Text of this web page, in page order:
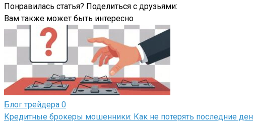
Понравилась статья? Поделиться с друзьями:
Вам также может быть интересно
Блог трейдера 0
Кредитные брокеры мошенники: Как не потерять последние